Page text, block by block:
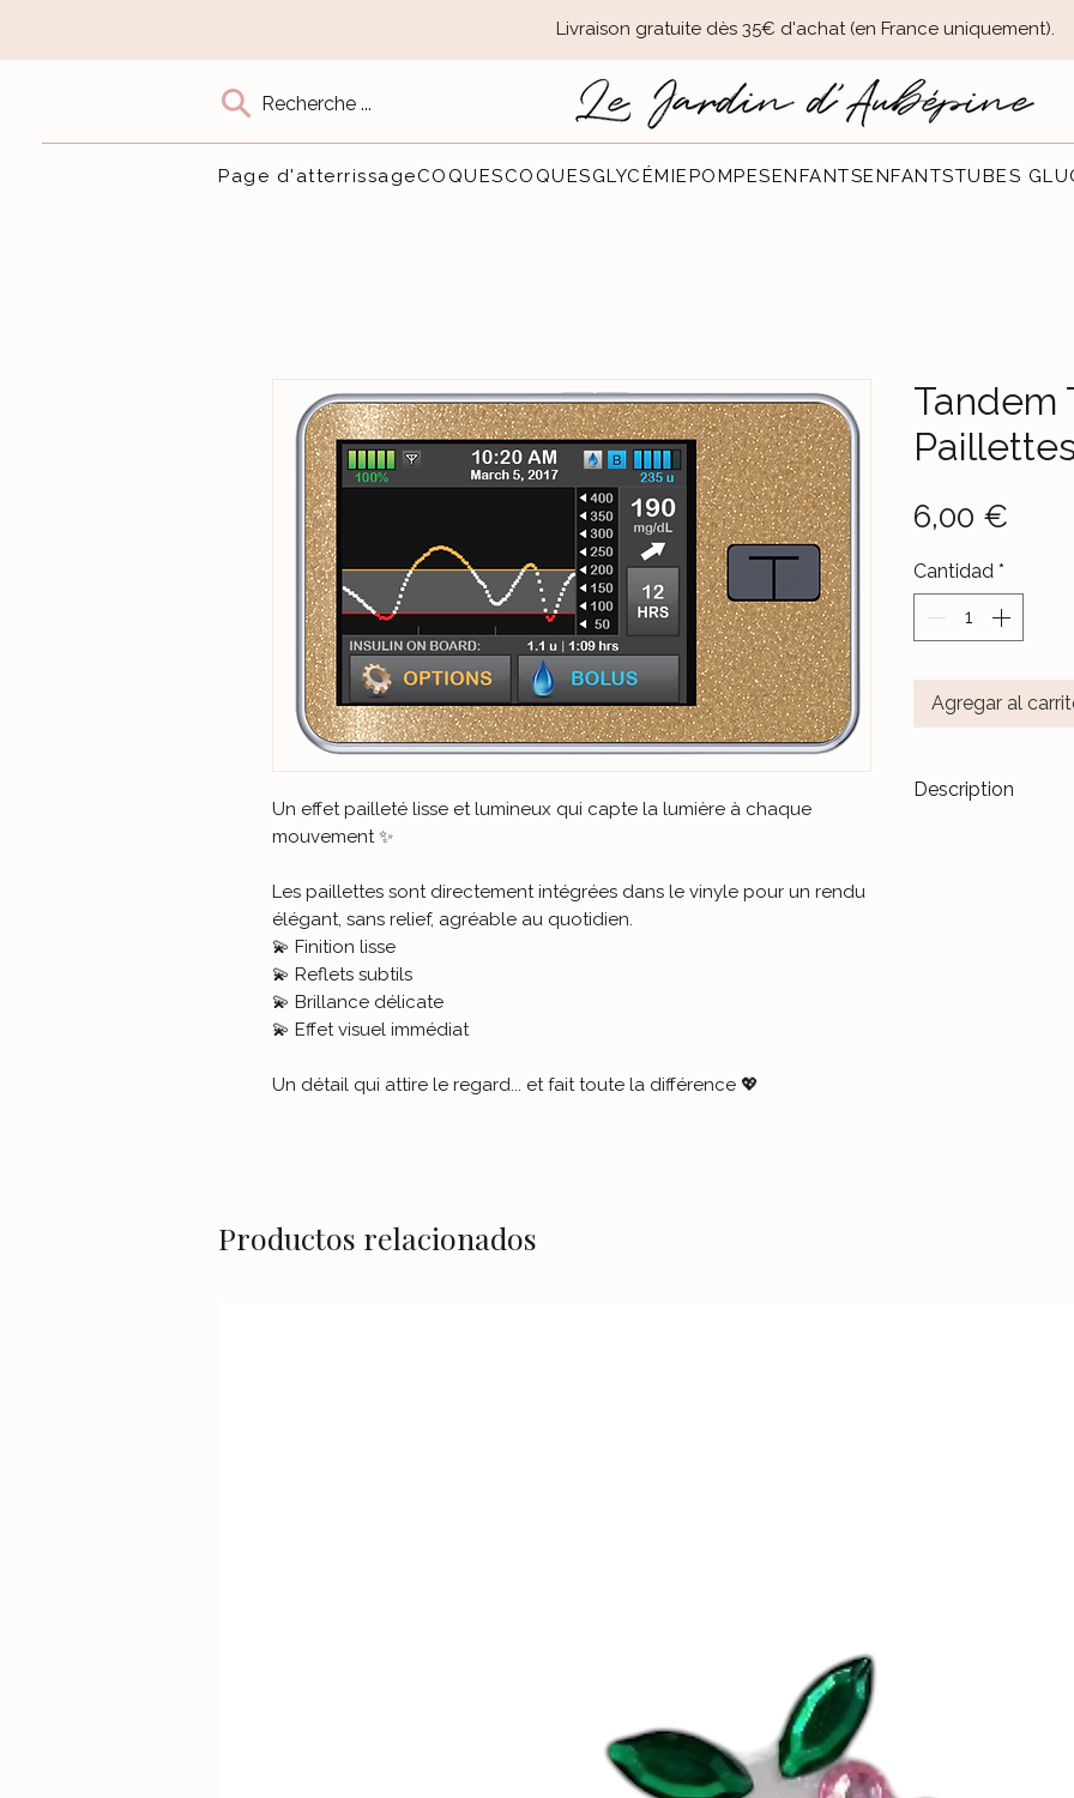
Livraison gratuite dès 35€ d'achat (en France uniquement).​
Recherche ...
Page d'atterrissageCOQUESCOQUESGLYCÉMIEPOMPESENFANTSENFANTSTUBES
Un effet pailleté lisse et lumineux qui capte la lumière à chaque
mouvement ✨
Les paillettes sont directement intégrées dans le vinyle pour un rendu
élégant, sans relief, agréable au quotidien.
💫 Finition lisse
💫 Reflets subtils
💫 Brillance délicate
💫 Effet visuel immédiat
Un détail qui attire le regard... et fait toute la différence 💖
Tandem
6,00 €
Cantidad *
Agregar al
Description
Productos relacionados